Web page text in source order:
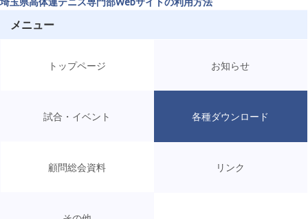
埼玉県高体連テニス専門部Webサイトの利用方法
メニュー
トップページ お知らせ
試合・イベント 各種ダウンロード
顧問総会資料 リンク